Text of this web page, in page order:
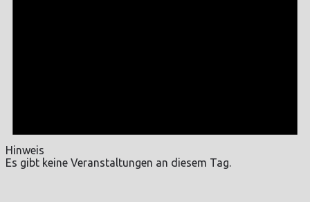
Hinweis
Es gibt keine Veranstaltungen an diesem Tag.